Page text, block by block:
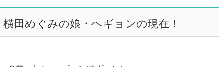
横田めぐみの娘・ヘギョンの現在！